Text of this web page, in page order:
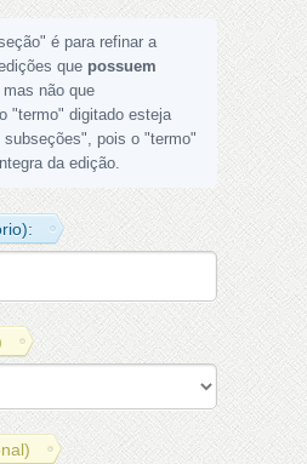
é para refinar a
que possuem
não que
"termo" digitado esteja
pois o "termo"
da edição.